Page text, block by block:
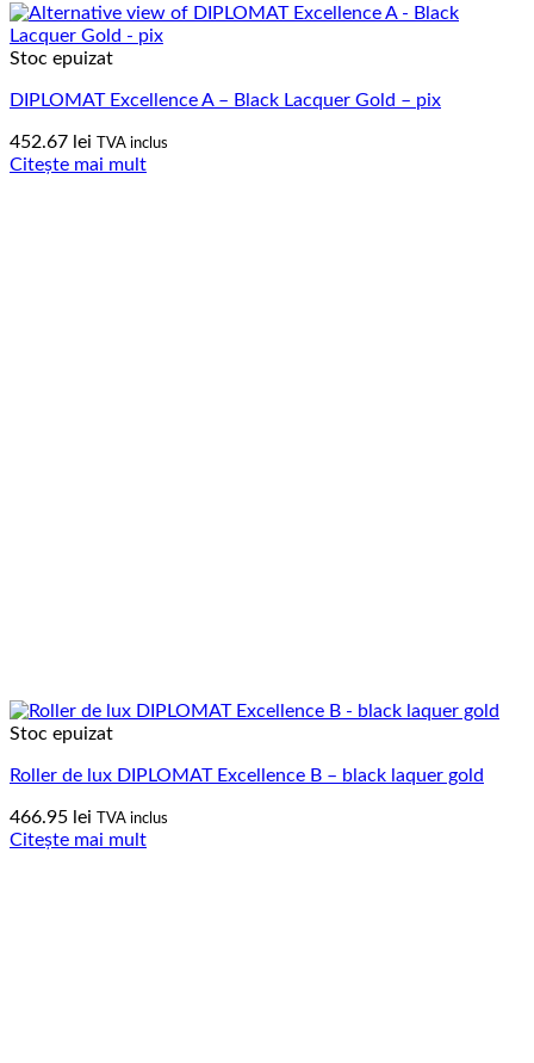
Stoc epuizat
DIPLOMAT Excellence A – Black Lacquer Gold – pix
452.67 lei TVA inclus
Citește mai mult
Stoc epuizat
Roller de lux DIPLOMAT Excellence B – black laquer gold
466.95 lei TVA inclus
Citește mai mult